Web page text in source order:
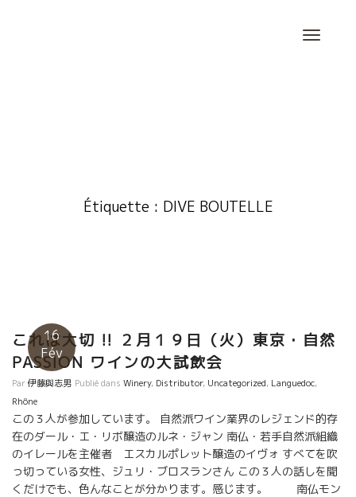
Étiquette : DIVE BOUTELLE
16
Fév
これは大切 !! ２月１９日（火）東京・自然
PASSION ワインの大試飲会
Par伊藤與志男 Publié dans Winery, Distributor, Uncategorized, Languedoc,
Rhône
この３人が参加しています。 自然派ワイン業界のレジェンド的存
在のダール・エ・リボ醸造のルネ・ジャン 南仏・若手自然派組織
のイレールを主催者 エスカルポレット醸造のイヴォ すべてを吹
っ切っている女性、ジュリ・ブロスランさん この３人の話しを聞
くだけでも、色んなことが分かります。感じます。 南仏モン